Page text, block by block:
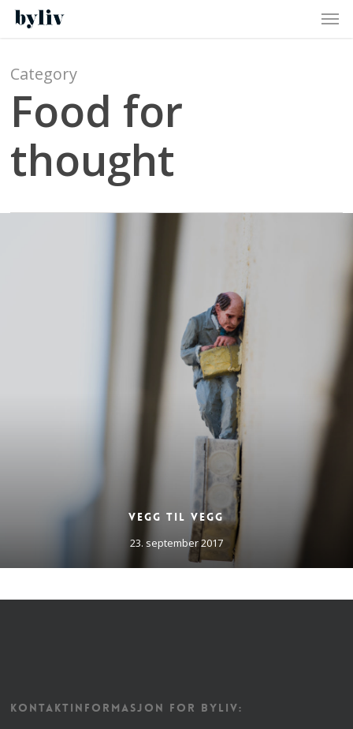
Skip
content
Category
Food for
thought
Vegg til vegg
23. september 2017
KONTAKTINFORMASJON FOR BYLIV: